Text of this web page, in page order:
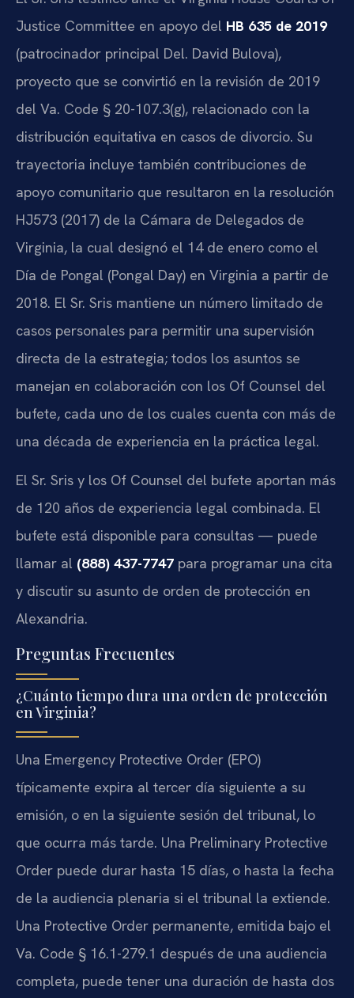
Justice Committee en apoyo del HB 635 de 2019
(patrocinador principal Del. David Bulova),
proyecto que se convirtió en la revisión de 2019
del Va. Code § 20-107.3(g), relacionado con la
distribución equitativa en casos de divorcio. Su
trayectoria incluye también contribuciones de
apoyo comunitario que resultaron en la resolución
HJ573 (2017) de la Cámara de Delegados de
Virginia, la cual designó el 14 de enero como el
Día de Pongal (Pongal Day) en Virginia a partir de
2018. El Sr. Sris mantiene un número limitado de
casos personales para permitir una supervisión
directa de la estrategia; todos los asuntos se
manejan en colaboración con los Of Counsel del
bufete, cada uno de los cuales cuenta con más de
una década de experiencia en la práctica legal.
El Sr. Sris y los Of Counsel del bufete aportan más
de 120 años de experiencia legal combinada. El
bufete está disponible para consultas — puede
llamar al (888) 437-7747 para programar una cita
y discutir su asunto de orden de protección en
Alexandria.
Preguntas Frecuentes
¿Cuánto tiempo dura una orden de protección
en Virginia?
Una Emergency Protective Order (EPO)
típicamente expira al tercer día siguiente a su
emisión, o en la siguiente sesión del tribunal, lo
que ocurra más tarde. Una Preliminary Protective
Order puede durar hasta 15 días, o hasta la fecha
de la audiencia plenaria si el tribunal la extiende.
Una Protective Order permanente, emitida bajo el
Va. Code § 16.1-279.1 después de una audiencia
completa, puede tener una duración de hasta dos